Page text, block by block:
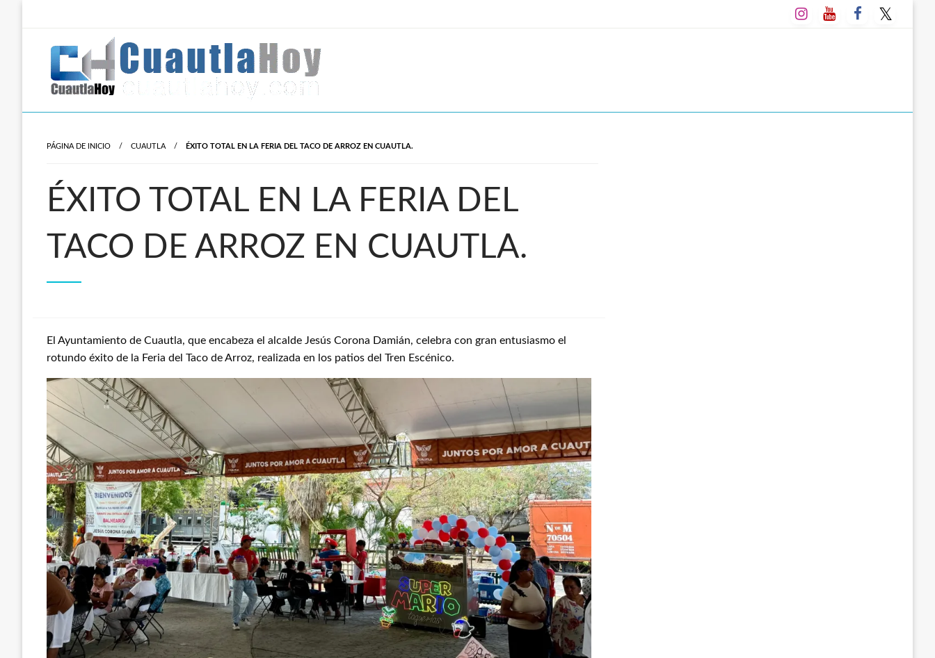
Revista digital del oriente de Morelos.
PÁGINA DE INICIO CUAUTLA ÉXITO TOTAL EN LA FERIA DEL TACO DE ARROZ EN CUAUTLA.
ÉXITO TOTAL EN LA FERIA DEL
TACO DE ARROZ EN CUAUTLA.
El Ayuntamiento de Cuautla, que encabeza el alcalde Jesús Corona Damián, celebra con gran entusiasmo el
rotundo éxito de la Feria del Taco de Arroz, realizada en los patios del Tren Escénico.